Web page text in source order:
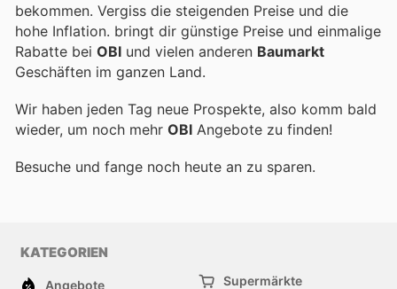
bekommen. Vergiss die steigenden Preise und die
hohe Inflation. bringt dir günstige Preise und einmalige
Rabatte bei OBI und vielen anderen Baumarkt
Geschäften im ganzen Land.
Wir haben jeden Tag neue Prospekte, also komm bald
wieder, um noch mehr OBI Angebote zu finden!
Besuche und fange noch heute an zu sparen.
KATEGORIEN
Angebote
Supermärkte